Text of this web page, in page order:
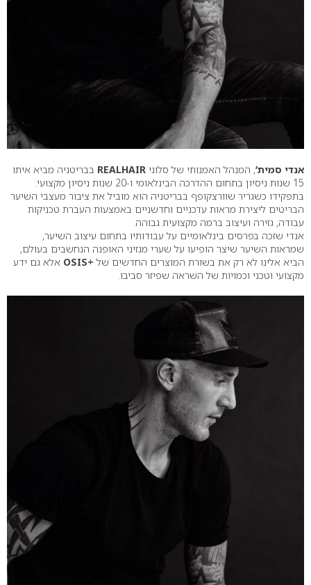
אנדי סמית’, המנהל האמנותי של סלוני REALHAIR בבריטניה מביא איתו
15 שנות ניסיון בתחום ההדרכה הבינלאומי ו-20 שנות ניסיון מקצועי.
בתפקידו כשגריר שוורצקופף בבריטניה הוא מוביל את ציבור מעצבי השיער
הבריטים ליצירת מראות עדכניים וחדשניים באמצעות העברת טכניקות
עבודה, גזירה ועיצוב ברמה מקצועית גבוהה.
אנדי שזכה בפרסים בינלאומיים על עבודותיו בתחום עיצוב השיער,
שמראות השיער שיצר הופיעו על שערי מגזיני האופנה הנחשבים בעולם,
הביא אלינו לא רק את בשורת המוצרים החדשים של +OSIS
אלא גם ידע
מקצועי וטכני וכמויות של השראה שפיזר סביבו.